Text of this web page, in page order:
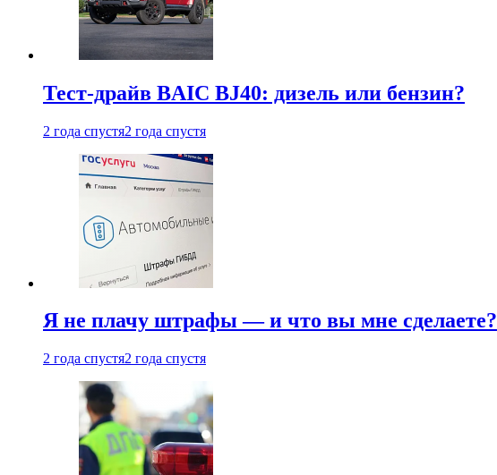
Тест-драйв BAIC BJ40: дизель или бензин?
2 года спустя2 года спустя
Я не плачу штрафы — и что вы мне сделаете?
2 года спустя2 года спустя